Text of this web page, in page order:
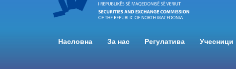
Насловна За нас Регулатива Учесници